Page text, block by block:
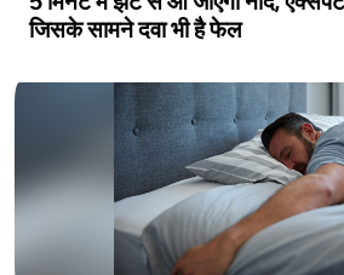
जिसके सामने दवा भी है फेल